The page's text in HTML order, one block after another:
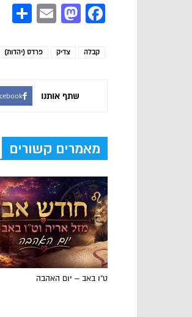
Facebook
Email
פרדס (יהדות) צדיק קבלה
שתף אותנו
מאמרים קשורים
ט"ו באב – יום האהבה